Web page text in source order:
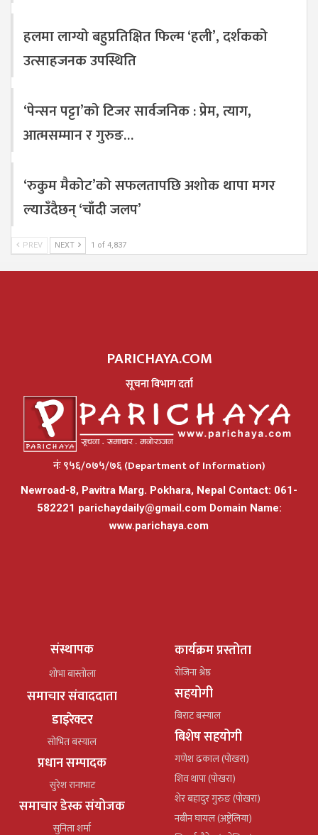
हलमा लाग्यो बहुप्रतिक्षित फिल्म ‘हली’, दर्शकको
उत्साहजनक उपस्थिति
‘पेन्सन पट्टा’को टिजर सार्वजनिक : प्रेम, त्याग,
आत्मसम्मान र गुरुङ…
‘रुकुम मैकोट’को सफलतापछि अशोक थापा मगर
ल्याउँदैछन् ‘चाँदी जलप’
PREV NEXT 1 of 4,837
PARICHAYA.COM
सूचना विभाग दर्ता
नंः ९५६/०७५/७६ (Department of Information)
Newroad-8, Pavitra Marg. Pokhara, Nepal Contact: 061-
582221 parichaydaily@gmail.comDomain Name:
www.parichaya.com
संस्थापक
शोभा बास्तोला
समाचार संवाददाता
डाइरेक्टर
सोभित बस्याल
प्रधान सम्पादक
सुरेश रानाभाट
समाचार डेस्क संयोजक
सुनिता शर्मा
कार्यक्रम प्रस्तोता
रोजिना श्रेष्ठ
सहयोगी
बिराट बस्याल
बिशेष सहयोगी
गणेश ढकाल (पोखरा)
शिव थापा (पोखरा)
शेर बहादुर गुरुङ (पोखरा)
नबीन घायल (अष्ट्रेलिया)